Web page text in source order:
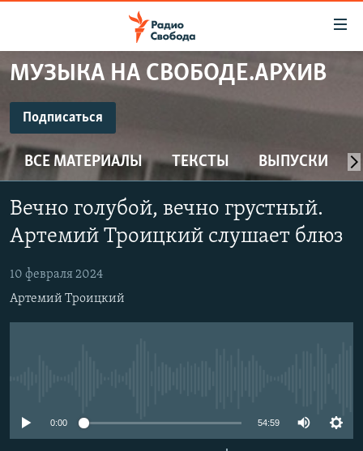
упрощенного
Вернуться
к
основному
содержанию
Вернутся
главной
Вернутся
поиску
ПРОГРАММЫ
ПОДКАСТЫ
АВТОРСКИЕ ПРОЕКТЫ
ЦИТАТЫ СВОБОДЫ
МНЕНИЯ
КУЛЬТУРА
КАВКАЗ.РЕАЛИИ
СЕВЕР.РЕАЛИИ
МУЗЫКА НА СВОБОДЕ.АРХИВ
Подписаться
Подписаться
ВСЕ МАТЕРИАЛЫ ТЕКСТЫ ВЫПУСКИ
Вечно голубой, вечно грустный.
Артемий Троицкий слушает блюз
10 февраля 2024
Артемий Троицкий
0:00 54:59